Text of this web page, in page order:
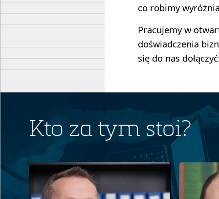
co robimy
Pracujemy w
doświadczenia
się do nas
Kto za tym stoi?